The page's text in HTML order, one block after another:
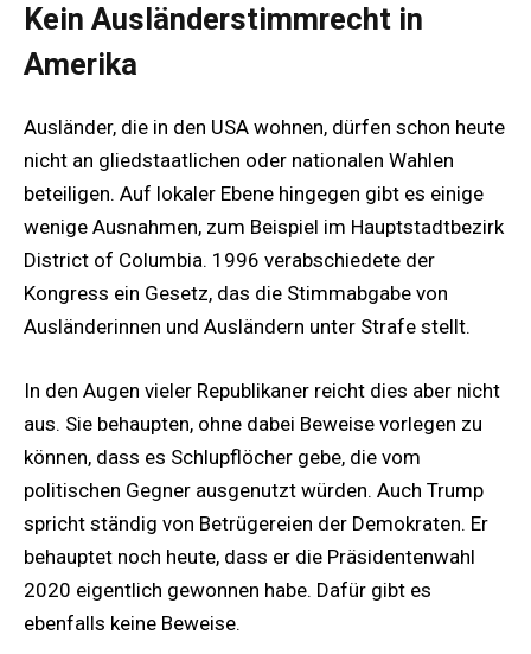
Kein Ausländerstimmrecht in
Amerika
Ausländer, die in den USA wohnen, dürfen schon heute
nicht an gliedstaatlichen oder nationalen Wahlen
beteiligen. Auf lokaler Ebene hingegen gibt es einige
wenige Ausnahmen, zum Beispiel im Hauptstadtbezirk
District of Columbia. 1996 verabschiedete der
Kongress ein Gesetz, das die Stimmabgabe von
Ausländerinnen und Ausländern unter Strafe stellt.
In den Augen vieler Republikaner reicht dies aber nicht
aus. Sie behaupten, ohne dabei Beweise vorlegen zu
können, dass es Schlupflöcher gebe, die vom
politischen Gegner ausgenutzt würden. Auch Trump
spricht ständig von Betrügereien der Demokraten. Er
behauptet noch heute, dass er die Präsidentenwahl
2020 eigentlich gewonnen habe. Dafür gibt es
ebenfalls keine Beweise.